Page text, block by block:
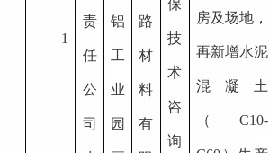
1
责
任
公
司
铝
工
业
园
路
材
料
有
保
技
术
咨
询
房及场地，
再新增水泥
混凝土
（C10-